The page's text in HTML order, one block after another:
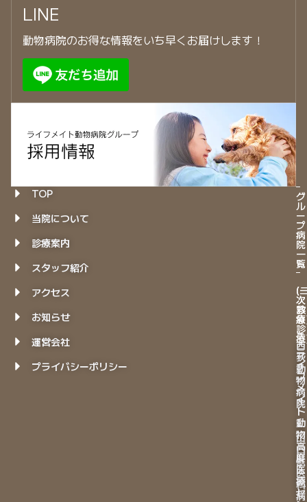
LINE
動物病院のお得な情報をいち早くお届けします！
TOP
当院について
診療案内
スタッフ紹介
アクセス
お知らせ
運営会社
プライバシーポリシー
グ
ル
ー
プ
病
院
一
覧
(
次
診
－
西
荻
動
物
病
院
－
山
口
獣
医
科
病
(
救
急
診
ラ
イ
フ
メ
イ
ト
動
物
高
度
医
療
セ